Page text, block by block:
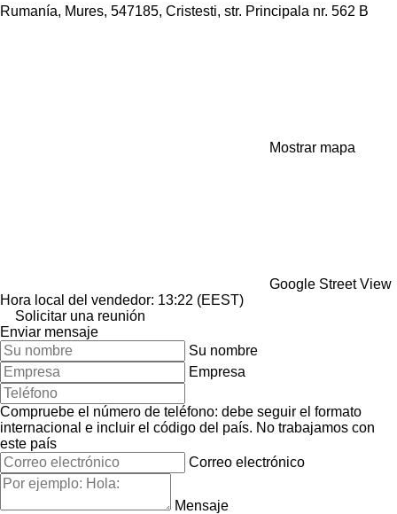
Rumanía, Mures, 547185, Cristesti, str. Principala nr. 562 B
Mostrar mapa
Google Street View
Hora local del vendedor: 13:22 (EEST)
Solicitar una reunión
Enviar mensaje
Su nombre
Empresa
Compruebe el número de teléfono: debe seguir el formato
internacional e incluir el código del país. No trabajamos con
este país
Correo electrónico
Mensaje